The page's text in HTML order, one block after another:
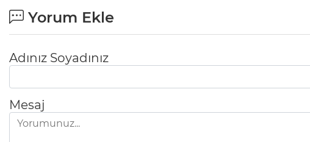
Yorum Ekle
Adınız Soyadınız
Mesaj